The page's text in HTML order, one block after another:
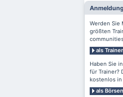
Werden Sie
größten
als
Haben Sie
für Trainer?
kostenlos in
als